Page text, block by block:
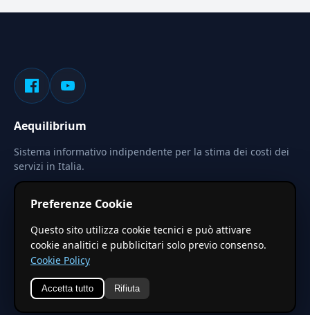
Aequilibrium
Sistema informativo indipendente per la stima dei costi dei
servizi in Italia.
Le stime pubblicate sono calcolate tramite coefficienti
territoriali regionali applicati a valori base nazionali. Non
costituiscono preventivo ufficiale.
© 2026 Aequilibrium — Un progetto di vxd.mobi
Preferenze Cookie
Questo sito utilizza cookie tecnici e può attivare
cookie analitici e pubblicitari solo previo consenso.
Cookie Policy
Accetta tutto Rifiuta